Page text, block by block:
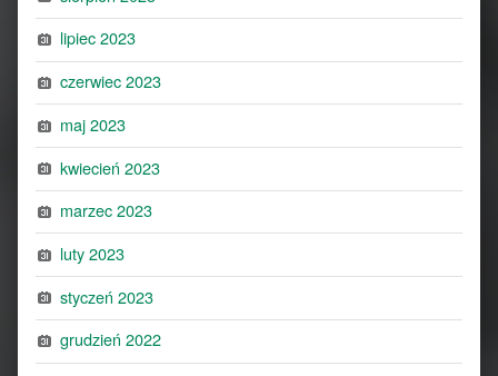
lipiec 2023
czerwiec 2023
maj 2023
kwiecień 2023
marzec 2023
luty 2023
styczeń 2023
grudzień 2022